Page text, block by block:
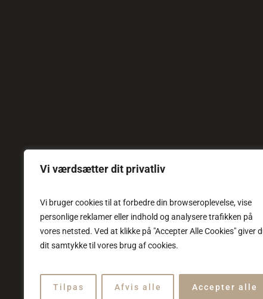
Vi værdsætter dit privatliv
Vi bruger cookies til at forbedre din browseroplevelse, vise
personlige reklamer eller indhold og analysere trafikken på
vores netsted. Ved at klikke på "Accepter Alle Cookies" giver
dit samtykke til vores brug af cookies.
Tilpas Afvis alle Accepter alle